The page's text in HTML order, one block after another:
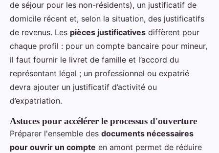
de séjour pour les non-résidents), un justificatif de
domicile récent et, selon la situation, des justificatifs
de revenus. Les pièces justificatives diffèrent pour
chaque profil : pour un compte bancaire pour mineur,
il faut fournir le livret de famille et l’accord du
représentant légal ; un professionnel ou expatrié
devra ajouter un justificatif d’activité ou
d’expatriation.
Astuces pour accélérer le processus d'ouverture
Préparer l'ensemble des documents nécessaires
pour ouvrir un compte en amont permet de réduire